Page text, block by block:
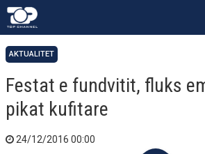
AKTUALITET
Festat e fundvitit, fluks
pikat kufitare
24/12/2016 00:00